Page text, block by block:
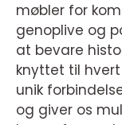
møbler for
genoplive og
at bevare
knyttet til hvert
unik
og giver os